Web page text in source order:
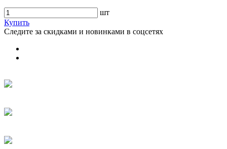
шт
Купить
Следите за скидками и новинками в соцсетях